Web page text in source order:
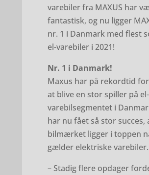
varebiler fra MAXUS har
fantastisk, og nu ligger
nr. 1 i Danmark med flest
el-varebiler i 2021!
Nr. 1 i Danmark!
Maxus har på rekordtid
at blive en stor spiller på el-
varebilsegmentet i
har nu fået så stor succes,
bilmærket ligger i toppen
gælder elektriske varebiler.
– Stadig flere opdager